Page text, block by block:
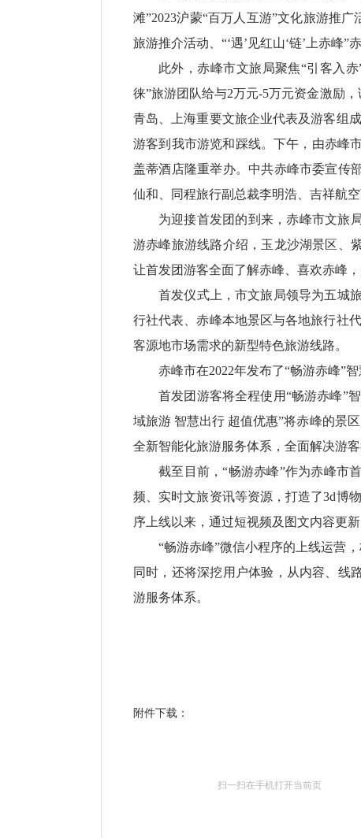
滩”2023沪蒙“百万人互游”文化旅游推
旅游推介活动、“‘遇’见红山‘链’上赤峰
此外，赤峰市文旅局聚焦“引客入
徕”旅游团队给与2万元-5万元资金激励
青岛、上海重要文旅企业代表及游客组
游客到我市游览和踩线。下午，由赤峰
盖蒂酒店隆重举办。中共赤峰市委宣传
仙和、同程旅行副总裁李明浩、吉祥航
为迎接首发团的到来，赤峰市文旅
游赤峰旅游线路介绍，玉龙沙湖景区、
让首发团游客全面了解赤峰、喜欢赤峰，
首发仪式上，市文旅局领导为五城
行社代表、赤峰本地景区与各地旅行社
客源地市场需求的新型特色旅游线路。
赤峰市在2022年发布了“畅游赤峰”
首发团游客将全程使用“畅游赤峰”
域旅游 智慧出行 超值优惠”将赤峰的景
全新智能化旅游服务体系，全面解决游
截至目前，“畅游赤峰”作为赤峰市
频、实时文旅资讯等资源，打造了3d博
序上线以来，通过短视频及图文内容更
“畅游赤峰”微信小程序的上线运营
同时，还将深挖用户体验，从内容、线
游服务体系。
附件下载：
扫一扫在手机打开当前页